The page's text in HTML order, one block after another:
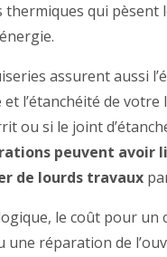
thermiques qui pèsent
assurent aussi
et l’étanchéité de votre
ou si le joint
peuvent avoir
de lourds travaux
le coût pour un
une réparation de